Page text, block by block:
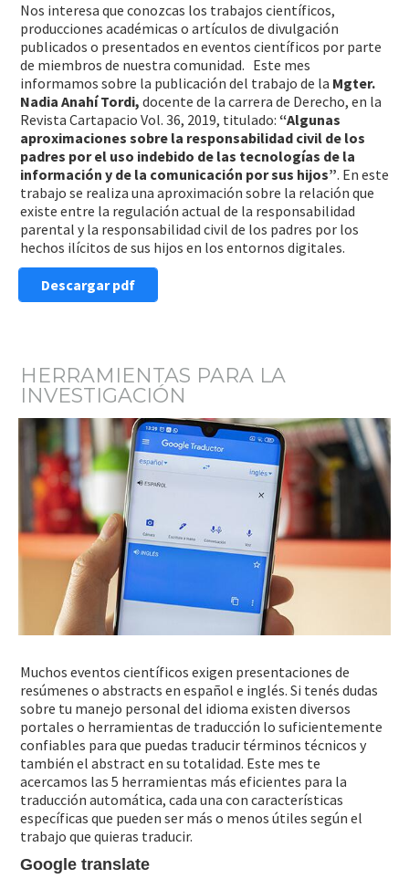
Nos interesa que conozcas los trabajos científicos,
producciones académicas o artículos de divulgación
publicados o presentados en eventos científicos por parte
de miembros de nuestra comunidad. Este mes
informamos sobre la publicación del trabajo de la Mgter.
Nadia Anahí Tordi, docente de la carrera de Derecho, en la
Revista Cartapacio Vol. 36, 2019, titulado: “Algunas
aproximaciones sobre la responsabilidad civil de los
padres por el uso indebido de las tecnologías de la
información y de la comunicación por sus hijos”. En este
trabajo se realiza una aproximación sobre la relación que
existe entre la regulación actual de la responsabilidad
parental y la responsabilidad civil de los padres por los
hechos ilícitos de sus hijos en los entornos digitales.
Descargar pdf
HERRAMIENTAS PARA LA
INVESTIGACIÓN
Muchos eventos científicos exigen presentaciones de
resúmenes o abstracts en español e inglés. Si tenés dudas
sobre tu manejo personal del idioma existen diversos
portales o herramientas de traducción lo suficientemente
confiables para que puedas traducir términos técnicos y
también el abstract en su totalidad. Este mes te
acercamos las 5 herramientas más eficientes para la
traducción automática, cada una con características
específicas que pueden ser más o menos útiles según el
trabajo que quieras traducir.
Google translate